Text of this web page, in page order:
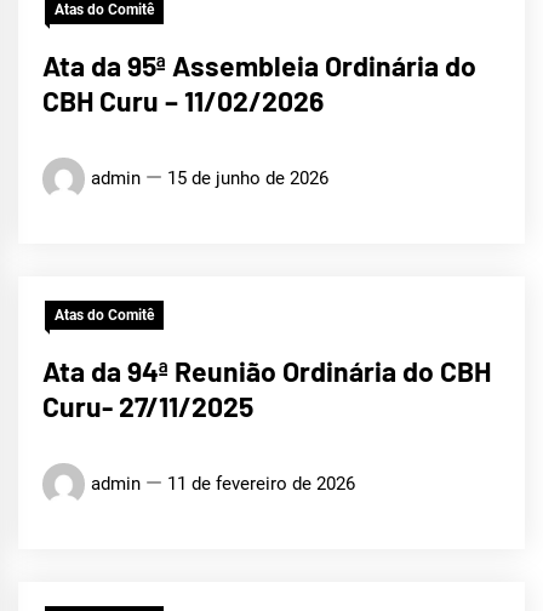
Atas do Comitê
Ata da 95ª Assembleia Ordinária do
CBH Curu – 11/02/2026
admin 15 de junho de 2026
Atas do Comitê
Ata da 94ª Reunião Ordinária do CBH
Curu- 27/11/2025
admin 11 de fevereiro de 2026